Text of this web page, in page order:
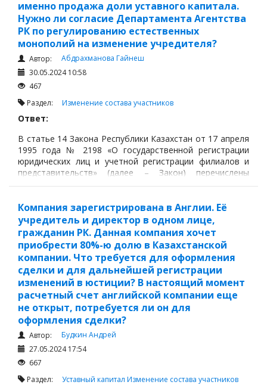
именно продажа доли уставного капитала.
Нужно ли согласие Департамента Агентства
РК по регулированию естественных
монополий на изменение учредителя?
Автор:
Абдрахманова Гайнеш
30.05.2024 10:58
467
Раздел: Изменение состава участников
Ответ:
В статье 14 Закона Республики Казахстан от 17 апреля
1995 года № 2198 «О государственной регистрации
юридических лиц и учетной регистрации филиалов и
представительств» (далее – Закон) перечислены
документы, необходимые для государственной
Компания зарегистрирована в Англии. Её
учредитель и директор в одном лице,
гражданин РК. Данная компания хочет
приобрести 80%-ю долю в Казахстанской
компании. Что требуется для оформления
сделки и для дальнейшей регистрации
изменений в юстиции? В настоящий момент
расчетный счет английской компании еще
не открыт, потребуется ли он для
оформления сделки?
Автор:
Будкин Андрей
27.05.2024 17:54
667
Раздел: Уставный капитал Изменение состава участников